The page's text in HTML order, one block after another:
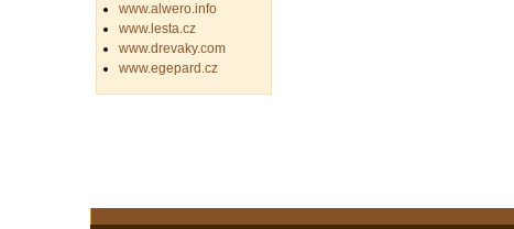
www.alwero.info
www.lesta.cz
www.drevaky.com
www.egepard.cz